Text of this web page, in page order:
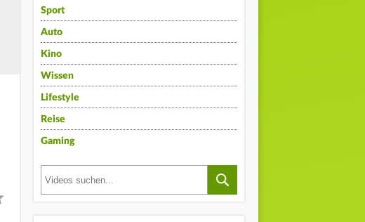
Sport
Auto
Kino
Wissen
Lifestyle
Reise
Gaming